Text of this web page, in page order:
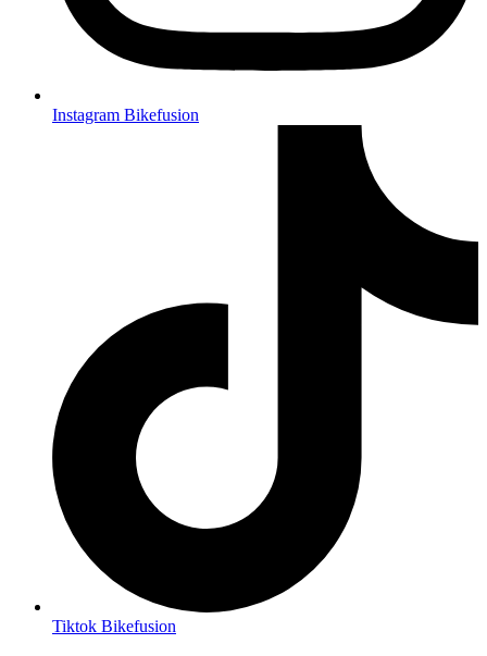
Instagram Bikefusion
Tiktok Bikefusion